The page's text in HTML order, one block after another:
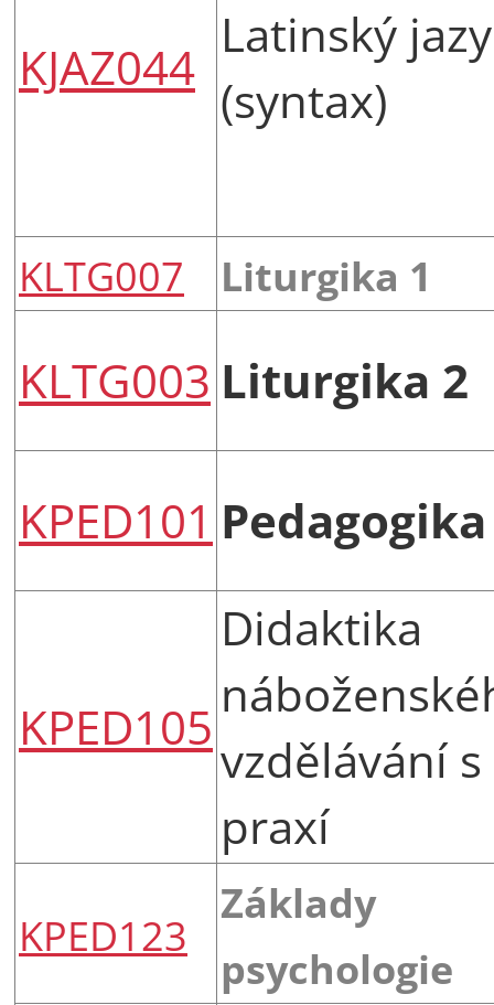
KJAZ044
Latinský
(syntax)
KLTG007 Liturgika 1
KLTG003 Liturgika 2
KPED101 Pedagogika
KPED105
Didaktika
vzdělávání s
praxí
KPED123
Základy
psychologie